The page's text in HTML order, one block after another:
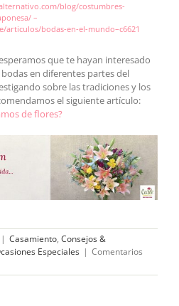
blog/costumbres-
–
bodas-en-el-mundo–c6621
que te hayan interesado
en diferentes partes del
sobre las tradiciones y los
el siguiente artículo:
de flores?
| Casamiento, Consejos &
Especiales | Comentarios